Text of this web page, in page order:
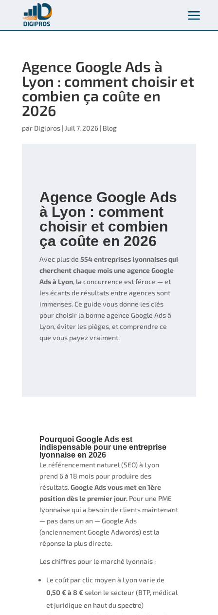
a
Agence Google Ads à
Lyon : comment choisir et
combien ça coûte en
2026
par Digipros| Juil 7, 2026| Blog
Agence Google Ads
à Lyon : comment
choisir et combien
ça coûte en 2026
Avec plus de 554 entreprises lyonnaises qui
cherchent chaque mois une agence Google
Ads à Lyon, la concurrence est féroce — et
les écarts de résultats entre agences sont
immenses. Ce guide vous donne les clés
pour choisir la bonne agence Google Ads à
Lyon, éviter les pièges, et comprendre ce
que vous payez vraiment.
Pourquoi Google Ads est
indispensable pour une entreprise
lyonnaise en 2026
Le référencement naturel (SEO) à Lyon
prend 6 à 18 mois pour produire des
résultats.Google Ads vous met en 1ère
position dès le premier jour.Pour une PME
lyonnaise qui a besoin de clients maintenant
— pas dans un an — Google Ads
(anciennement Google Adwords) est la
réponse la plus directe.
Les chiffres pour le marché lyonnais :
Le coût par clic moyen à Lyon varie de
0,50 € à 8 €selon le secteur (BTP, médical
et juridique en haut du spectre)